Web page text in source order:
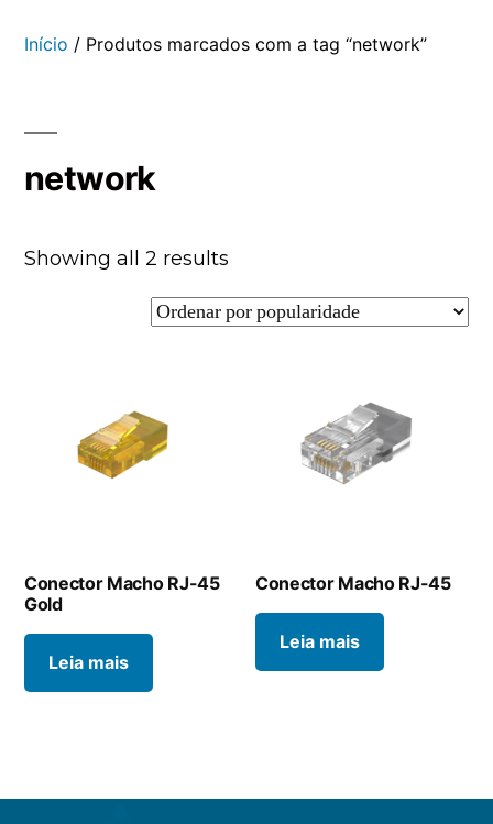
Início / Produtos marcados com a tag “network”
network
Showing all 2 results
Conector Macho RJ-45
Gold
Leia mais
Conector Macho RJ-45
Leia mais